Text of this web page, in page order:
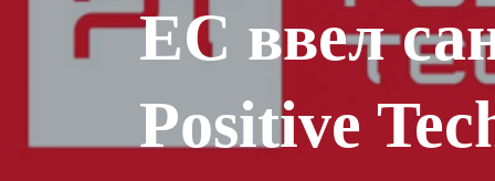
ЕС ввел
Positive